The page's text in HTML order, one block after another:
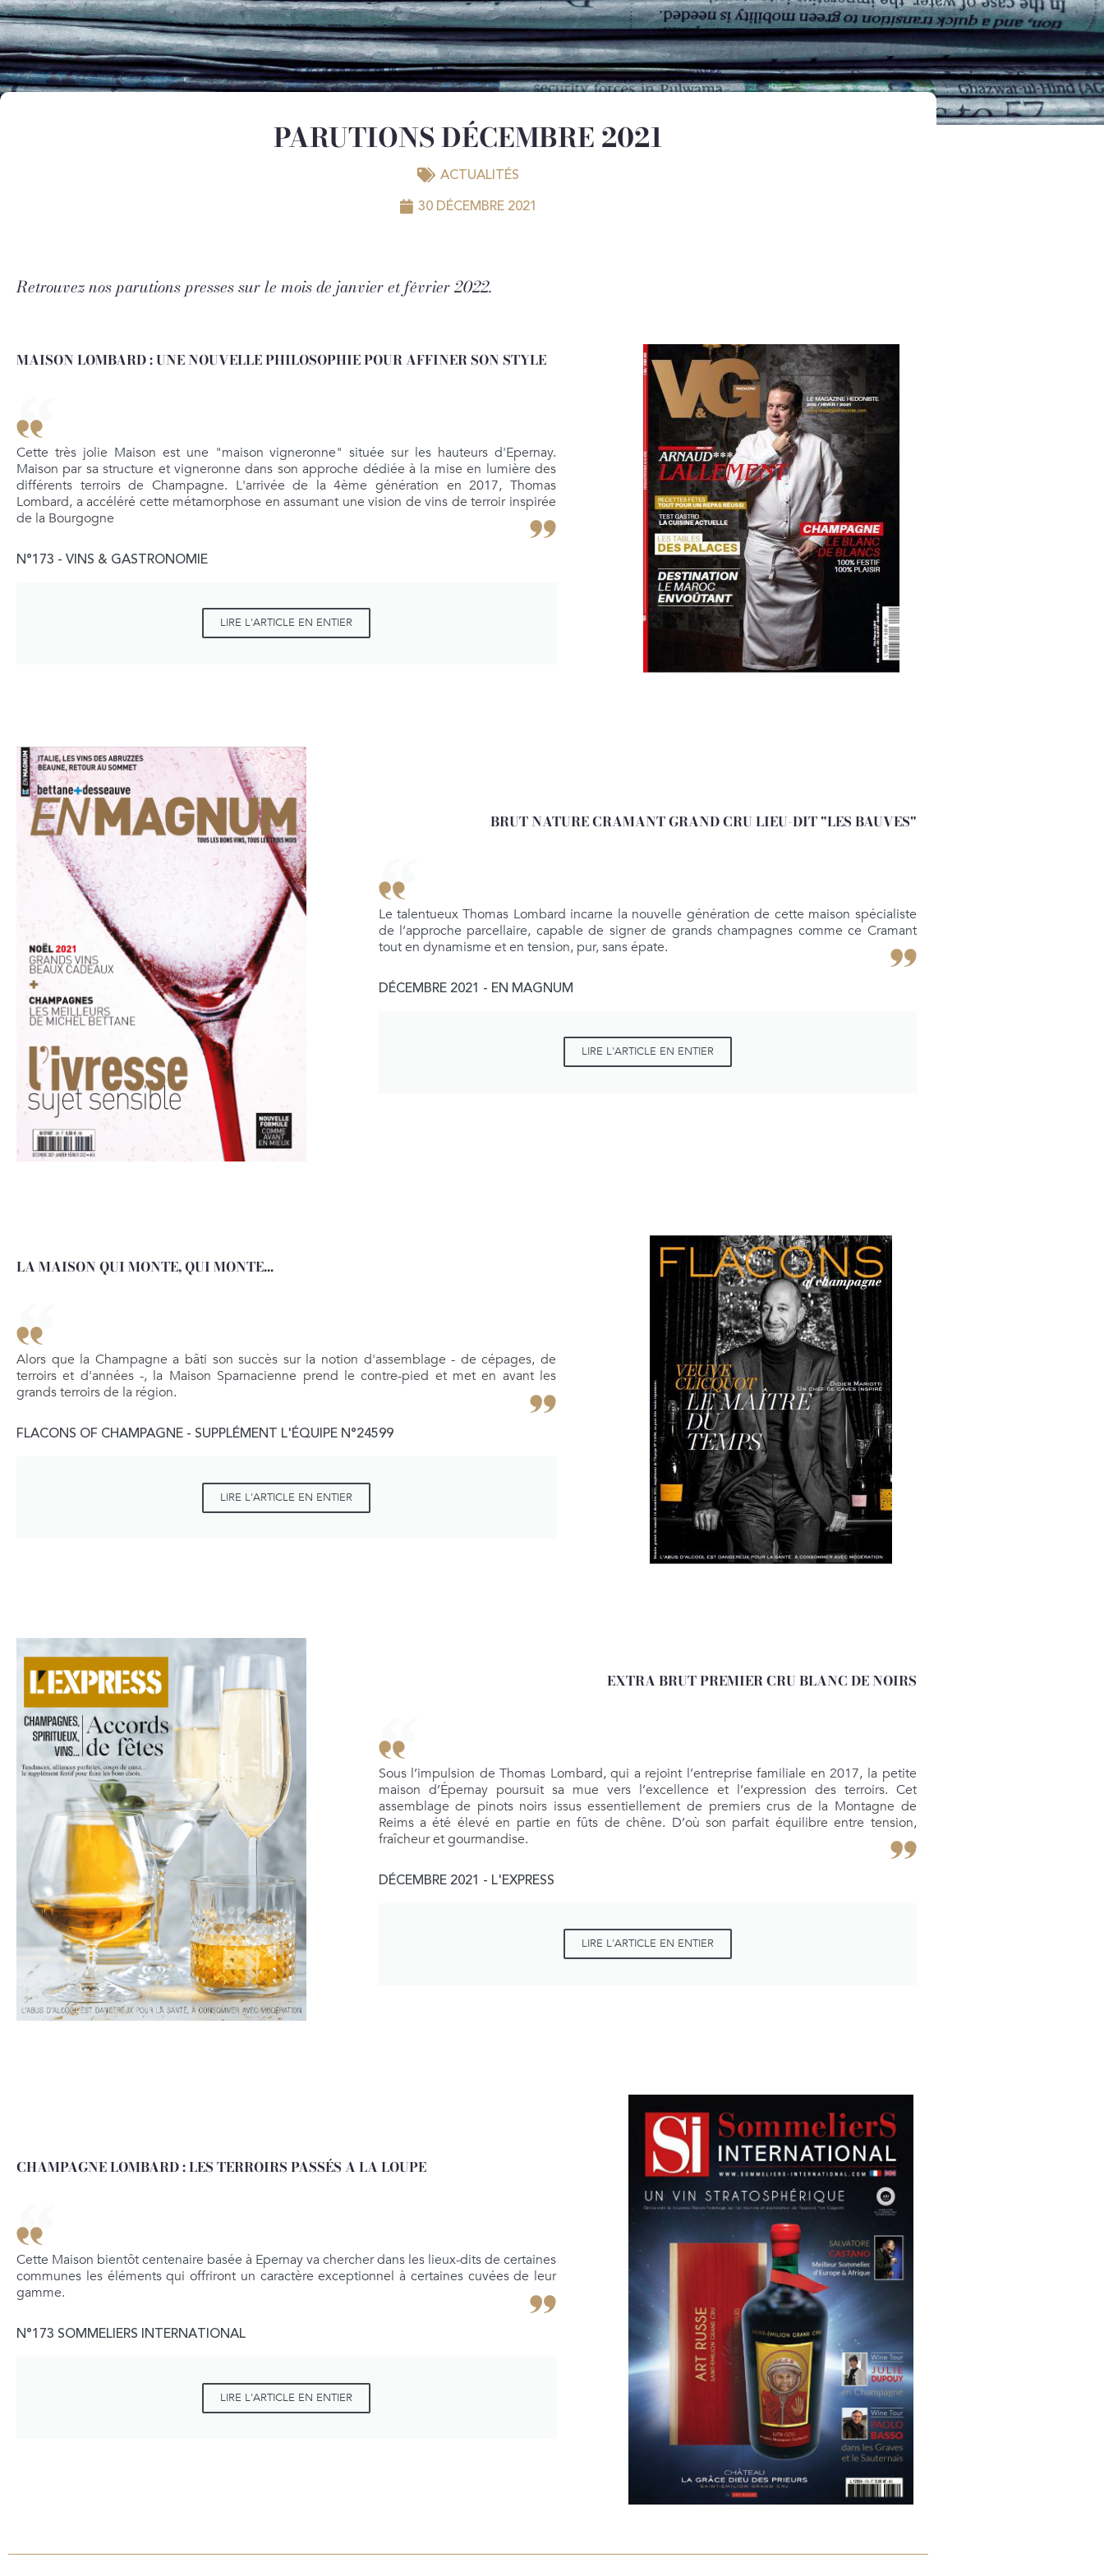
Découvrez nos différentes expériences !
PARUTIONS DÉCEMBRE 2021
ACTUALITÉS
30 DÉCEMBRE 2021
Retrouvez nos parutions presses sur le mois de janvier et février 2022.
MAISON LOMBARD : UNE NOUVELLE PHILOSOPHIE POUR AFFINER SON STYLE
Cette très jolie Maison est une "maison vigneronne" située sur les hauteurs d'Epernay.
Maison par sa structure et vigneronne dans son approche dédiée à la mise en lumière des
différents terroirs de Champagne. L'arrivée de la 4ème génération en 2017, Thomas
Lombard, a accéléré cette métamorphose en assumant une vision de vins de terroir inspirée
de la Bourgogne
N°173 - VINS & GASTRONOMIE
LIRE L'ARTICLE EN ENTIER
BRUT NATURE CRAMANT GRAND CRU LIEU-DIT "LES BAUVES"
Le talentueux Thomas Lombard incarne la nouvelle génération de cette maison spécialiste
de l’approche parcellaire, capable de signer de grands champagnes comme ce Cramant
tout en dynamisme et en tension, pur, sans épate.
DÉCEMBRE 2021 - EN MAGNUM
LIRE L'ARTICLE EN ENTIER
LA MAISON QUI MONTE, QUI MONTE...
Alors que la Champagne a bâti son succès sur la notion d'assemblage - de cépages, de
terroirs et d'années -, la Maison Sparnacienne prend le contre-pied et met en avant les
grands terroirs de la région.
FLACONS OF CHAMPAGNE - SUPPLÉMENT L'ÉQUIPE N°24599
LIRE L'ARTICLE EN ENTIER
EXTRA BRUT PREMIER CRU BLANC DE NOIRS
Sous l’impulsion de Thomas Lombard, qui a rejoint l’entreprise familiale en 2017, la petite
maison d’Épernay poursuit sa mue vers l’excellence et l’expression des terroirs. Cet
assemblage de pinots noirs issus essentiellement de premiers crus de la Montagne de
Reims a été élevé en partie en fûts de chêne. D’où son parfait équilibre entre tension,
fraîcheur et gourmandise.
DÉCEMBRE 2021 - L'EXPRESS
LIRE L'ARTICLE EN ENTIER
CHAMPAGNE LOMBARD : LES TERROIRS PASSÉS A LA LOUPE
Cette Maison bientôt centenaire basée à Epernay va chercher dans les lieux-dits de certaines
communes les éléments qui offriront un caractère exceptionnel à certaines cuvées de leur
gamme.
N°173 SOMMELIERS INTERNATIONAL
LIRE L'ARTICLE EN ENTIER